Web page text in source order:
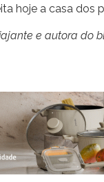
hoje a casa dos
e autora do